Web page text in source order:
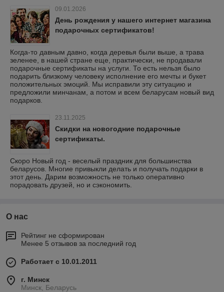
09.01.2026
День рождения у нашего интернет магазина
подарочных сертификатов!
Когда-то давным давно, когда деревья были выше, а трава
зеленее, в нашей стране еще, практически, не продавали
подарочные сертификаты на услуги. То есть нельзя было
подарить близкому человеку исполнение его мечты и букет
положительных эмоций. Мы исправили эту ситуацию и
предложили минчанам, а потом и всем беларусам новый вид
подарков.
23.11.2025
Скидки на новогодние подарочные
сертификаты.
Скоро Новый год - веселый праздник для большинства
беларусов. Многие привыкли делать и получать подарки в
этот день. Дарим возможность не только оперативно
порадовать друзей, но и сэкономить.
О нас
Рейтинг не сформирован
Менее 5 отзывов за последний год
Работает с 10.01.2011
г. Минск
Минск, Беларусь